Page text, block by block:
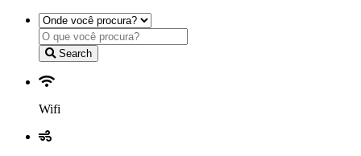
Search
Wifi